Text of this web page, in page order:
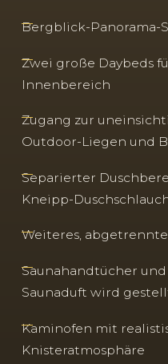
Bergblick-Panorama-
Zwei große Daybeds
Innenbereich
Zugang zur
Outdoor-Liegen und
Separierter
Kneipp-
Weiteres,
Saunahandtücher
Saunaduft wird
Kaminofen mit
Knisteratmosphäre